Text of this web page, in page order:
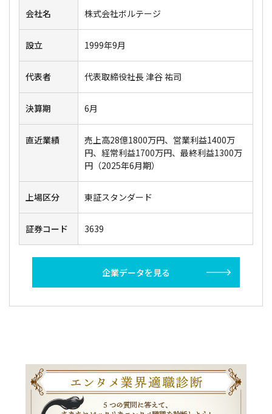
会社名 株式会社ボルテージ
設立 1999年9月
代表者 代表取締役社長 津谷 祐司
決算期 6月
直近業績
売上高28億1800万円、営業利益1400万
円、経常利益1700万円、最終利益1300万
円（2025年6月期）
上場区分 東証スタンダード
証券コード 3639
企業データを見る